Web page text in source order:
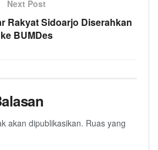
Next Post
Rakyat Sidoarjo Diserahkan
ke BUMDes
akan dipublikasikan. Ruas yang